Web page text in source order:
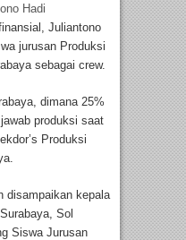
Hadi
Juliantono
jurusan Produksi
sebagai crew.
dimana 25%
produksi saat
Produksi
disampaikan kepala
Sol
Siswa Jurusan